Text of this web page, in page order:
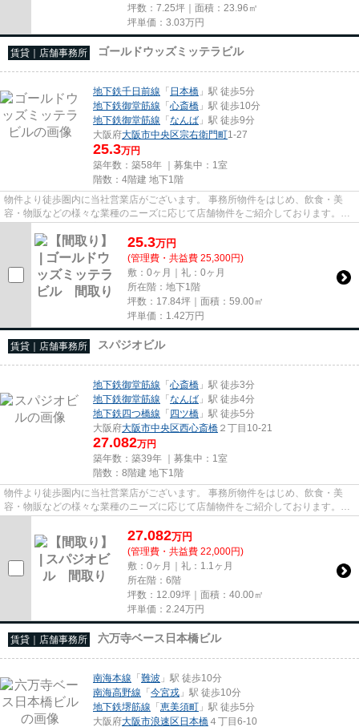
坪数：7.25坪｜面積：23.96㎡
坪単価： 3.03万円
賃貸｜店舗事務所 ゴールドウッズミッテラビル
地下鉄千日前線 「 日本橋 」駅 徒歩5分
地下鉄御堂筋線 「心斎橋 」駅 徒歩10分
地下鉄御堂筋線 「なんば 」駅 徒歩9分
大阪府大阪市中央区宗右衛門町1-27
25.3万円
築年数：築58年 ｜募集中： 1室
階数：4階建 地下1階
物件より徒歩圏内に当社営業店がございます。 事務所物件をはじめ、飲食・美
容・物販などの様々な業種のニーズに応じて店舗物件をご紹介しております。
尚、弊社ではおとり広告は一切...
25.3万円
(管理費・共益費 25,300円)
敷：0ヶ月｜礼：0ヶ月
所在階：地下1階
坪数：17.84坪｜面積：59.00㎡
坪単価： 1.42万円
賃貸｜店舗事務所 スパジオビル
地下鉄御堂筋線 「心斎橋 」駅 徒歩3分
地下鉄御堂筋線 「なんば 」駅 徒歩4分
地下鉄四つ橋線 「四ツ橋 」駅 徒歩5分
大阪府大阪市中央区西心斎橋 ２丁目10-21
27.082万円
築年数：築39年 ｜募集中： 1室
階数：8階建 地下1階
物件より徒歩圏内に当社営業店がございます。 事務所物件をはじめ、飲食・美
容・物販などの様々な業種のニーズに応じて店舗物件をご紹介しております。
尚、弊社ではおとり広告は一切...
27.082万円
(管理費・共益費 22,000円)
敷：0ヶ月｜礼：1.1ヶ月
所在階：6階
坪数：12.09坪｜面積：40.00㎡
坪単価： 2.24万円
賃貸｜店舗事務所 六万寺ベース日本橋ビル
南海本線 「難波 」駅 徒歩10分
南海高野線 「今宮戎 」駅 徒歩10分
地下鉄堺筋線 「恵美須町 」駅 徒歩5分
大阪府大阪市浪速区日本橋 ４丁目6-10